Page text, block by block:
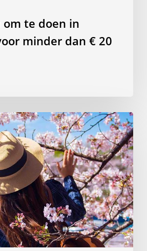
om te doen in
minder dan € 20